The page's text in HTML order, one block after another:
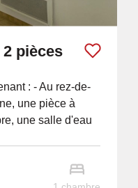
pièces
: - Au rez-de-
une pièce à
une salle d'eau